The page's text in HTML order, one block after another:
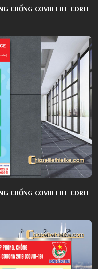
CHỐNG COVID FILE COREL
CHỐNG COVID FILE COREL